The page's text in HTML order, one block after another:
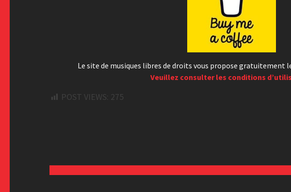
Le site de musiques libres de droits vous propose gratuitement
Veuillez consulter les conditions
POST VIEWS: 275